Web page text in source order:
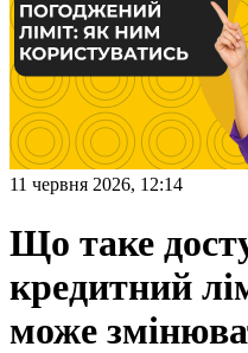
11 червня 2026, 12:14
Що таке
кредитний
може